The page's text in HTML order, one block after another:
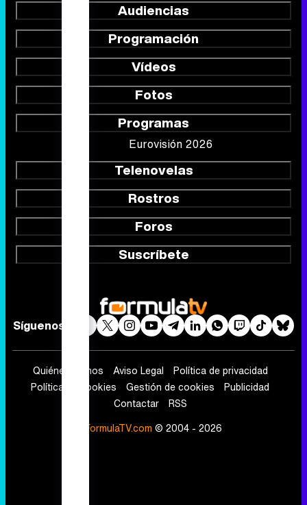
Audiencias
Programación
Vídeos
Fotos
Programas
Eurovisión 2026
Telenovelas
Rostros
Foros
Suscríbete
Síguenos
Quiénes somos Aviso Legal
Política de privacidad
Política de cookies
Gestión de cookies
Publicidad
Contactar
RSS
FormulaTV.com © 2004 - 2026